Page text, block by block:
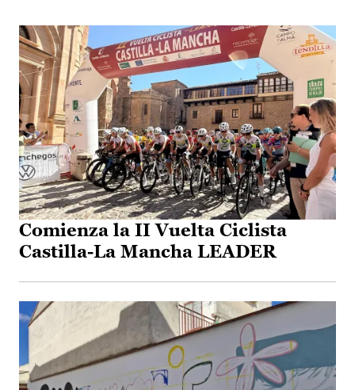
Comienza la II Vuelta Ciclista
Castilla-La Mancha LEADER